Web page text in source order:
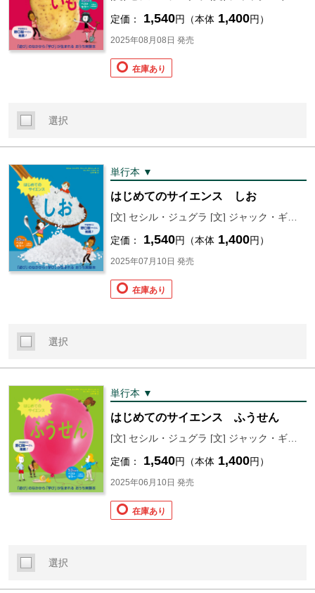
定価： 1,540円（本体 1,400円）
2025年08月08日 発売
在庫あり
選択
単行本 ▼
はじめてのサイエンス しお
定価： 1,540円（本体 1,400円）
2025年07月10日 発売
在庫あり
選択
単行本 ▼
はじめてのサイエンス ふうせん
定価： 1,540円（本体 1,400円）
2025年06月10日 発売
在庫あり
選択